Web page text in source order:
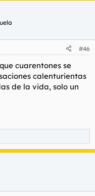
#46
cuarentones se
calenturientas
de la vida, solo un